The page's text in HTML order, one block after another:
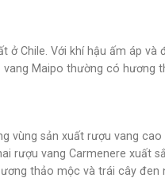
Chile. Với khí hậu ấm áp và
Maipo thường có hương
vùng sản xuất rượu vang cao
rượu vang Carmenere xuất
thảo mộc và trái cây đen